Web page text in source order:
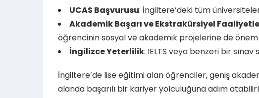
UCAS Başvurusu: İngiltere’deki tüm
Akademik Başarı ve Ekstrakürsiyel
öğrencinin sosyal ve akademik projelerine de
İngilizce Yeterlilik: IELTS veya benzeri bir
İngiltere’de lise eğitimi alan öğrenciler, geniş
alanda başarılı bir kariyer yolculuğuna adım